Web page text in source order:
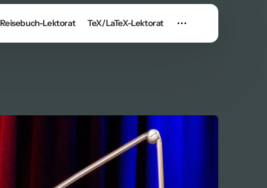
Reisebuch-Lektorat TeX/LaTeX-Lektorat